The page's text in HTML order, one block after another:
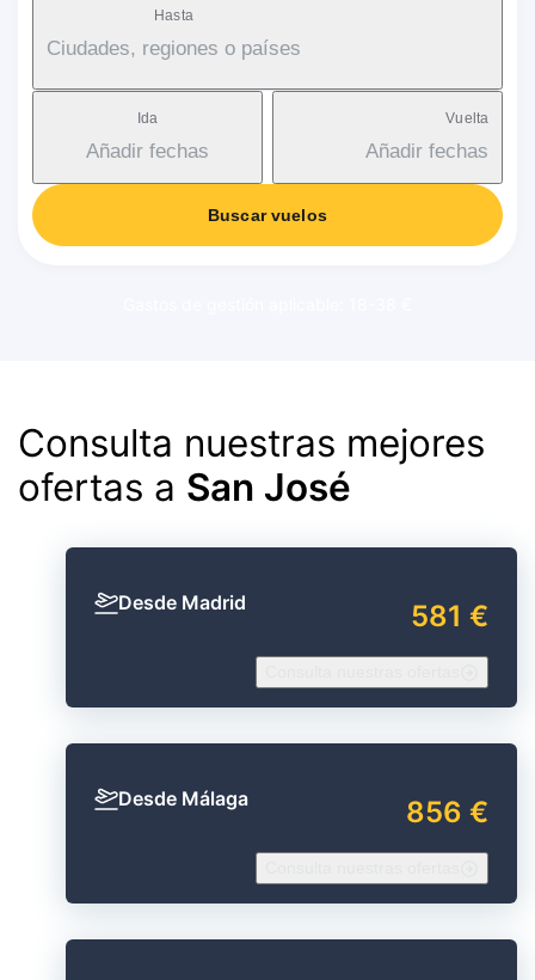
Hasta
Ciudades, regiones o países
Ida
Añadir fechas
Vuelta
Añadir fechas
Buscar vuelos
Consulta nuestras mejores
ofertas a San José
Desde Madrid 581 €
Desde Málaga 856 €